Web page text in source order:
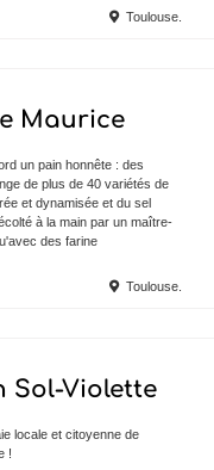
Toulouse.
Maurice
un pain honnête : des
de plus de 40 variétés de
et dynamisée et du sel
à la main par un maître-
des farine
Toulouse.
Sol-Violette
locale et citoyenne de
!